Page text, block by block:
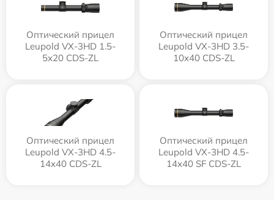
Оптический прицел
Leupold VX-3HD 1.5-
5x20 CDS-ZL
Оптический прицел
Leupold VX-3HD 3.5-
10x40 CDS-ZL
Оптический прицел
Leupold VX-3HD 4.5-
14x40 CDS-ZL
Оптический прицел
Leupold VX-3HD 4.5-
14x40 SF CDS-ZL